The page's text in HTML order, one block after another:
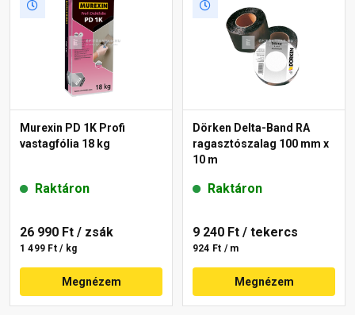
Murexin PD 1K Profi
vastagfólia 18 kg
Raktáron
26 990 Ft / zsák
1 499 Ft / kg
Megnézem
Dörken Delta-Band RA
ragasztószalag 100 mm x
10 m
Raktáron
9 240 Ft / tekercs
924 Ft / m
Megnézem